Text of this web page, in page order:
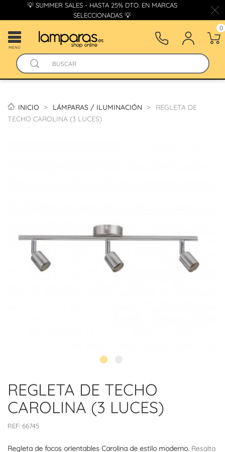
💡 SUMMER SALES - HASTA 25% DTO. EN MARCAS
SELECCIONADAS 💡
MENÚ
0
INICIO LÁMPARAS / ILUMINACIÓN
REGLETA DE
TECHO CAROLINA (3 LUCES)
REGLETA DE TECHO
CAROLINA (3 LUCES)
REF: 66745
Regleta de focos orientables Carolina de estilo moderno. Resalta